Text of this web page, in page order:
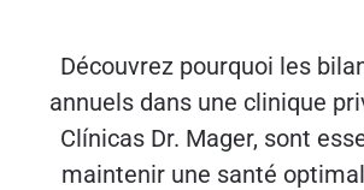
Découvrez pourquoi les
annuels dans une clinique
Clínicas Dr. Mager, sont
maintenir une santé